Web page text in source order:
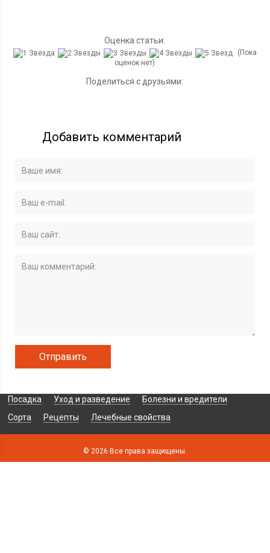
Оценка статьи:
(Пока
оценок нет)
Поделиться с друзьями:
Добавить комментарий
Посадка Уход и разведение
Болезни и вредители
Сорта
Рецепты Лечебные свойства
© 2026 Все права защищены.